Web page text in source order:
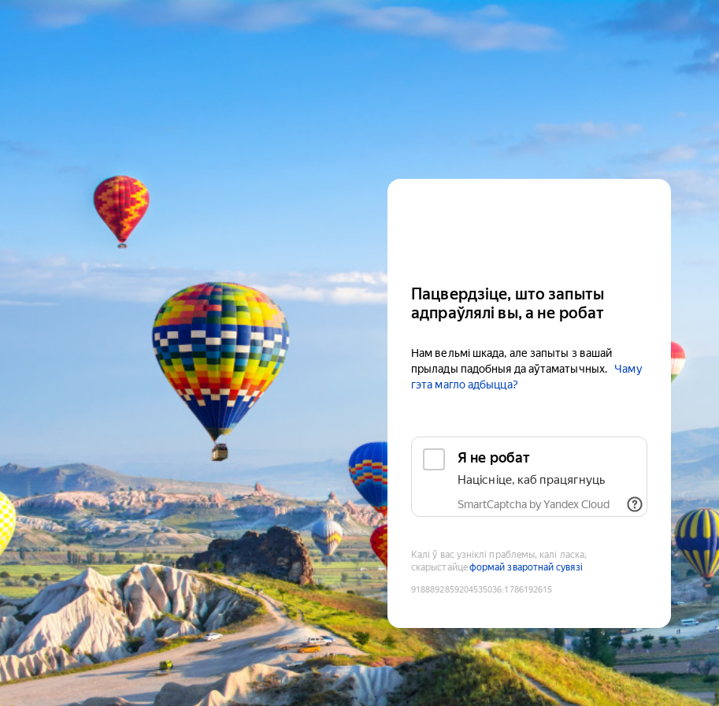
Пацвердзіце, што запыты
адпраўлялі вы, а не робат
Нам вельмі шкада, але запыты з вашай
прылады падобныя да аўтаматычных.
Чаму
гэта магло адбыцца?
Я не робат
Націсніце, каб працягнуць
SmartCaptcha by Yandex Cloud
Калі ў вас узніклі праблемы, калі ласка,
скарыстайцеформай зваротнай сувязі
9188892859204535036:1786192615